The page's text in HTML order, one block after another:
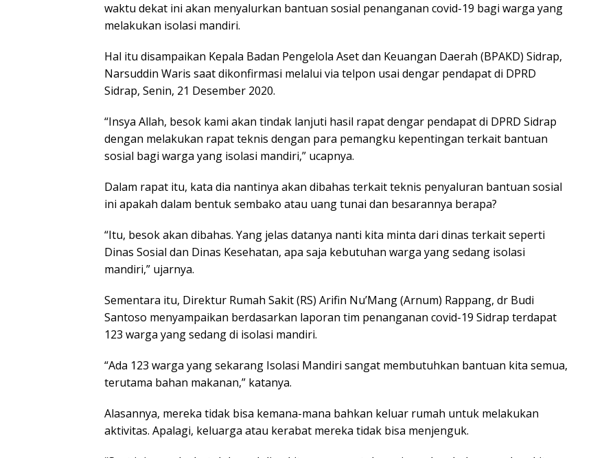
waktu dekat ini akan menyalurkan bantuan sosial penanganan covid-19 bagi warga yang
melakukan isolasi mandiri.
Hal itu disampaikan Kepala Badan Pengelola Aset dan Keuangan Daerah (BPAKD) Sidrap,
Narsuddin Waris saat dikonfirmasi melalui via telpon usai dengar pendapat di DPRD
Sidrap, Senin, 21 Desember 2020.
“Insya Allah, besok kami akan tindak lanjuti hasil rapat dengar pendapat di DPRD Sidrap
dengan melakukan rapat teknis dengan para pemangku kepentingan terkait bantuan
sosial bagi warga yang isolasi mandiri,” ucapnya.
Dalam rapat itu, kata dia nantinya akan dibahas terkait teknis penyaluran bantuan sosial
ini apakah dalam bentuk sembako atau uang tunai dan besarannya berapa?
“Itu, besok akan dibahas. Yang jelas datanya nanti kita minta dari dinas terkait seperti
Dinas Sosial dan Dinas Kesehatan, apa saja kebutuhan warga yang sedang isolasi
mandiri,” ujarnya.
Sementara itu, Direktur Rumah Sakit (RS) Arifin Nu’Mang (Arnum) Rappang, dr Budi
Santoso menyampaikan berdasarkan laporan tim penanganan covid-19 Sidrap terdapat
123 warga yang sedang di isolasi mandiri.
“Ada 123 warga yang sekarang Isolasi Mandiri sangat membutuhkan bantuan kita semua,
terutama bahan makanan,” katanya.
Alasannya, mereka tidak bisa kemana-mana bahkan keluar rumah untuk melakukan
aktivitas. Apalagi, keluarga atau kerabat mereka tidak bisa menjenguk.